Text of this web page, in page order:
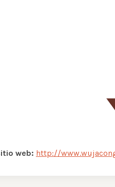
web: http://